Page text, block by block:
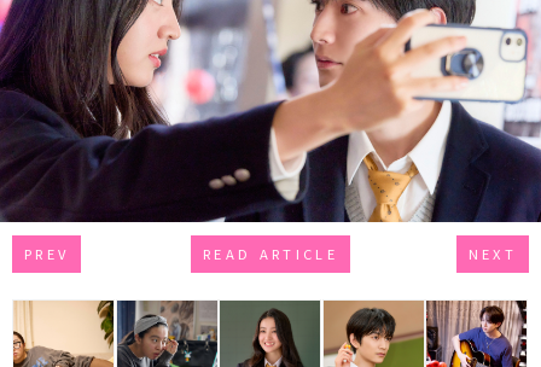
PREV READ ARTICLE NEXT